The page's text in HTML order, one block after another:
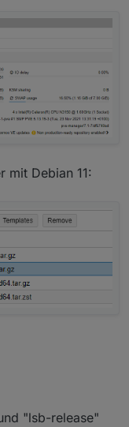
mit Debian 11:
"lsb-release"